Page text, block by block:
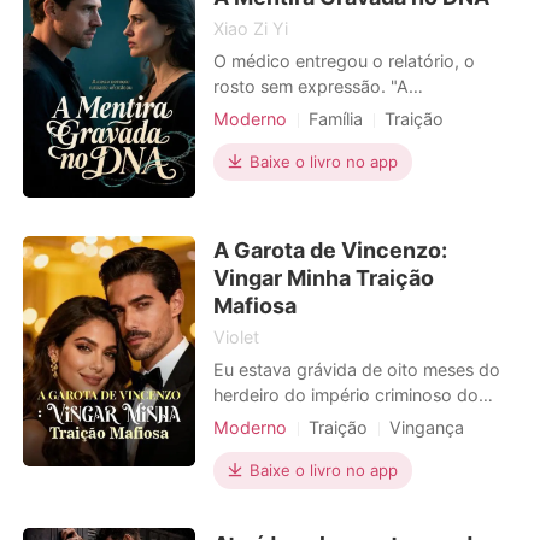
Xiao Zi Yi
O médico entregou o relatório, o
rosto sem expressão. "A
probabilidade de paternidade é de
com o Sr. Lucas." Lucas, meu marido,
arrancou o papel da minha mão, um
rosto. "Sofia, sua vadia mentirosa.
Como te atreves a engravi
Moderno Família
Traição
Vingança
Gravidez
Baixe o livro no app
A Garota de Vincenzo:
Vingar Minha Traição
Mafiosa
Violet
Eu estava grávida de oito meses do
herdeiro do império criminoso do
meu marido, o homem que eu
certificado de vasectomia dele,
datado de um ano atrás - seis meses
Moderno Traição
Vingança
Gravidez
Estupro
Baixe o livro no app